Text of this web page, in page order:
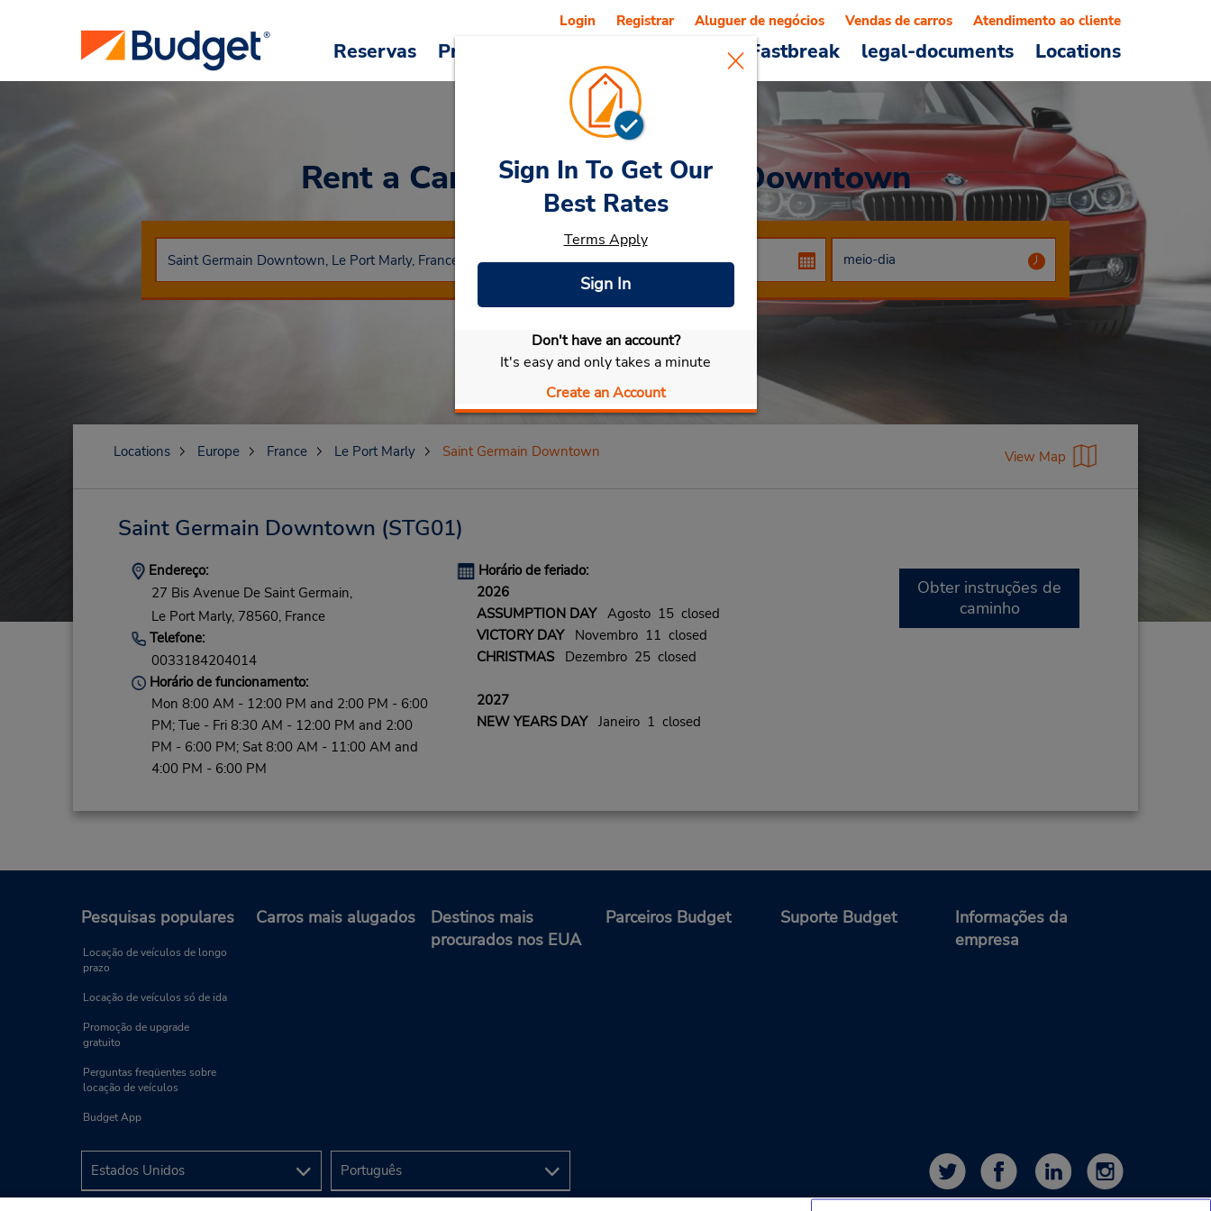
Reservas Promoções Veículos e serviços Fastbreak legal-documents Locations
Login Registrar Aluguer de negócios Vendas de carros Atendimento ao cliente
Rent a Car at Saint Germain Downtown
Selecionar meu carro
Sign In To Get Our
Best Rates
Terms Apply
Sign In
Don't have an account?
It's easy and only takes a minute
Create an Account
Locations Europe France Le Port Marly Saint Germain Downtown View Map
Saint Germain Downtown (STG01)
Endereço:
27 Bis Avenue De Saint Germain,
Le Port Marly, 78560, France
Telefone:
0033184204014
Horário de funcionamento:
Mon 8:00 AM - 12:00 PM and 2:00 PM - 6:00
PM; Tue - Fri 8:30 AM - 12:00 PM and 2:00
PM - 6:00 PM; Sat 8:00 AM - 11:00 AM and
4:00 PM - 6:00 PM
Horário de feriado:
2026
ASSUMPTION DAYAgosto 15 closed
VICTORY DAYNovembro 11 closed
CHRISTMASDezembro 25 closed
2027
NEW YEARS DAYJaneiro 1 closed
Obter instruções de
caminho
Pesquisas populares
Locação de veículos de longo
prazo
Locação de veículos só de ida
Promoção de upgrade
gratuito
Perguntas freqüentes sobre
locação de veículos
Budget App
Carros mais alugados
Destinos mais
procurados nos EUA
Parceiros Budget Suporte Budget
Informações da
empresa